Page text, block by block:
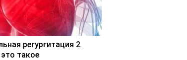
регургитация 2
такое